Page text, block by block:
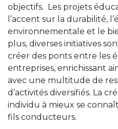
objectifs. Les projets
l’accent sur la durabilité,
environnementale et le
plus, diverses initiatives
créer des ponts entre les
entreprises, enrichissant
avec une multitude de
d’activités diversifiés. La
individu à mieux se
fils conducteurs.